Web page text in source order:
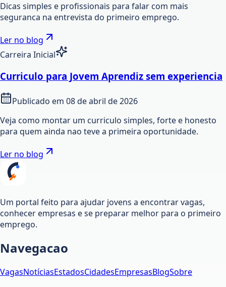
Dicas simples e profissionais para falar com mais
seguranca na entrevista do primeiro emprego.
Ler no blog
Carreira Inicial
Curriculo para Jovem Aprendiz sem experiencia
Publicado em 08 de abril de 2026
Veja como montar um curriculo simples, forte e honesto
para quem ainda nao teve a primeira oportunidade.
Ler no blog
Um portal feito para ajudar jovens a encontrar vagas,
conhecer empresas e se preparar melhor para o primeiro
emprego.
Navegacao
VagasNotíciasEstadosCidadesEmpresasBlogSobre